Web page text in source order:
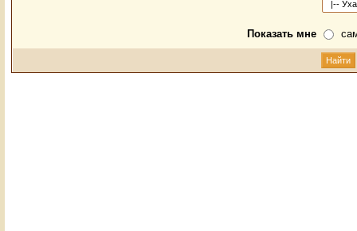
Показать мне